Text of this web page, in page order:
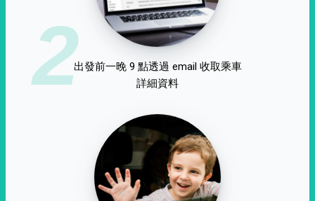
2出發前一晚 9 點透過 email 收取乘車
詳細資料